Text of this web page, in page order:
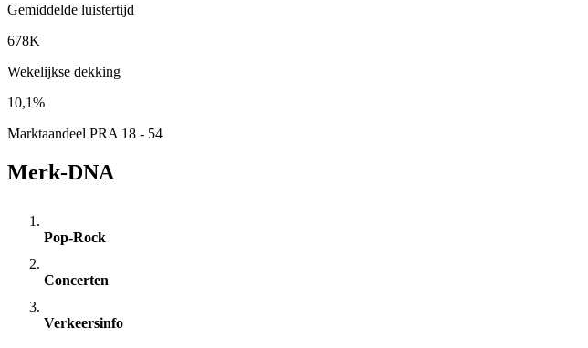
Gemiddelde luistertijd
678K
Wekelijkse dekking
10,1%
Marktaandeel PRA 18 - 54
Merk-DNA
Pop-Rock
Concerten
Verkeersinfo